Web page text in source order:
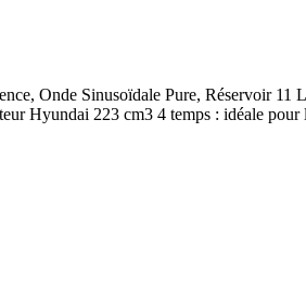
Onde Sinusoïdale Pure, Réservoir
Hyundai 223 cm3 4 temps : idéale